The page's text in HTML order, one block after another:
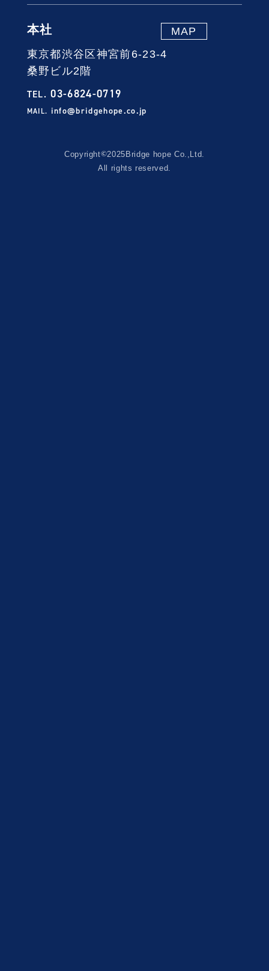
本社
東京都渋谷区神宮前6-23-4
桑野ビル2階
MAP
TEL. 03-6824-0719
MAIL. info@bridgehope.co.jp
Copyright©2025 Bridge hope Co.,Ltd.
All rights reserved.